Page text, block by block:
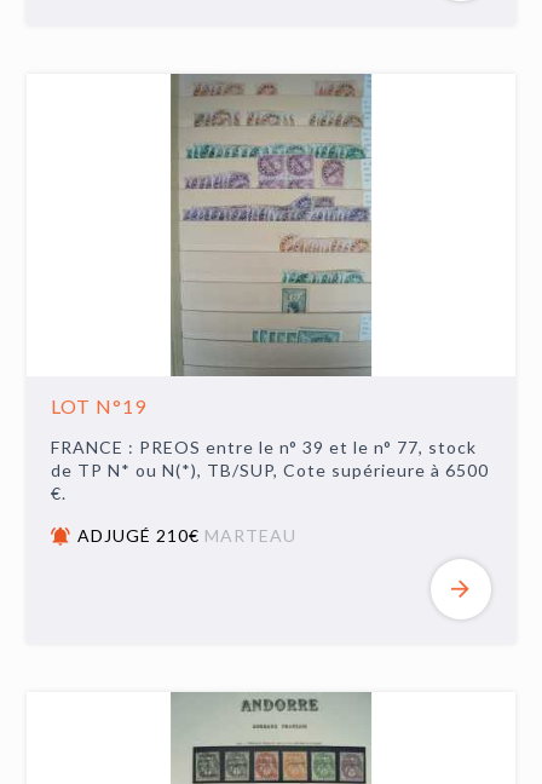
LOT N°19
FRANCE : PREOS entre le n° 39 et le n° 77, stock
de TP N* ou N(*), TB/SUP, Cote supérieure à 6500
€.
ADJUGÉ 210€ MARTEAU